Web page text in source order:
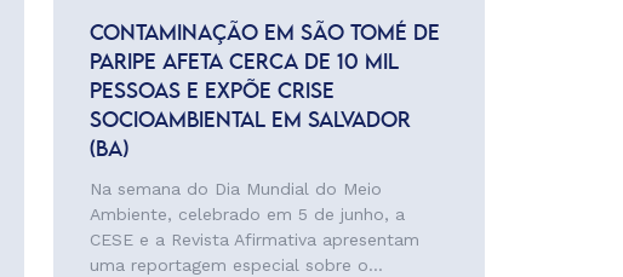
CONTAMINAÇÃO EM SÃO TOMÉ DE
PARIPE AFETA CERCA DE 10 MIL
PESSOAS E EXPÕE CRISE
SOCIOAMBIENTAL EM SALVADOR
(BA)
Na semana do Dia Mundial do Meio
Ambiente, celebrado em 5 de junho, a
CESE e a Revista Afirmativa apresentam
uma reportagem especial sobre o...